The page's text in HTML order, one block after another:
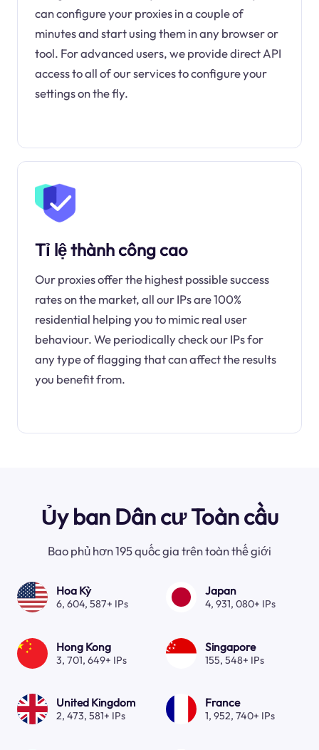
can configure your proxies in a couple of
minutes and start using them in any browser or
tool. For advanced users, we provide direct API
access to all of our services to configure your
settings on the fly.
Tỉ lệ thành công cao
Our proxies offer the highest possible success
rates on the market, all our IPs are 100%
residential helping you to mimic real user
behaviour. We periodically check our IPs for
any type of flagging that can affect the results
you benefit from.
Ủy ban Dân cư Toàn cầu
Bao phủ hơn 195 quốc gia trên toàn thế giới
Hoa Kỳ
6, 604, 587+ IPs
Japan
4, 931, 080+ IPs
Hong Kong
3, 701, 649+ IPs
Singapore
155, 548+ IPs
United Kingdom
2, 473, 581+ IPs
France
1, 952, 740+ IPs